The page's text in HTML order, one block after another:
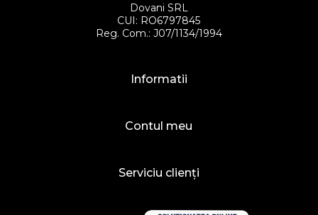
Dovani SRL
CUI: RO6797845
Reg. Com.: J07/1134/1994
Informatii
Contul meu
Serviciu clienți